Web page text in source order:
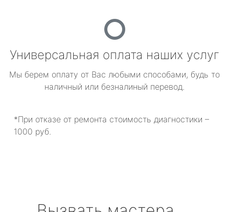
Универсальная оплата наших услуг
Мы берем оплату от Вас любыми способами, будь то
наличный или безналиный перевод.
*При отказе от ремонта стоимость диагностики –
1000 руб.